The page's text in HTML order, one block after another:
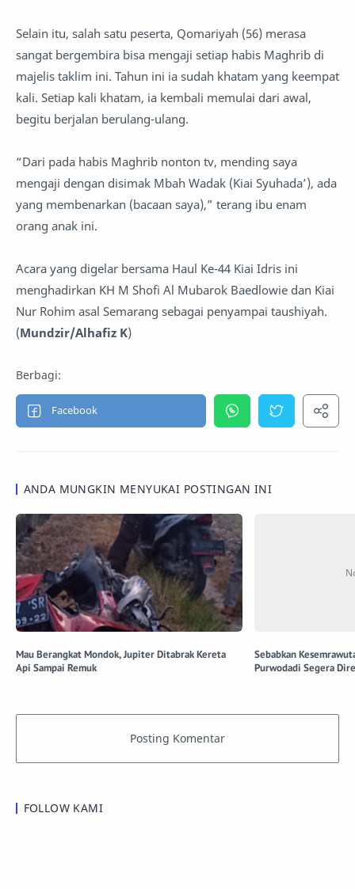
Selain itu, salah satu peserta, Qomariyah (56) merasa
sangat bergembira bisa mengaji setiap habis Maghrib di
majelis taklim ini. Tahun ini ia sudah khatam yang keempat
kali. Setiap kali khatam, ia kembali memulai dari awal,
begitu berjalan berulang-ulang.
“Dari pada habis Maghrib nonton tv, mending saya
mengaji dengan disimak Mbah Wadak (Kiai Syuhada’), ada
yang membenarkan (bacaan saya),” terang ibu enam
orang anak ini.
Acara yang digelar bersama Haul Ke-44 Kiai Idris ini
menghadirkan KH M Shofi Al Mubarok Baedlowie dan Kiai
Nur Rohim asal Semarang sebagai penyampai taushiyah.
(Mundzir/Alhafiz K)
ANDA MUNGKIN MENYUKAI POSTINGAN INI
Mau Berangkat Mondok, Jupiter Ditabrak Kereta
Api Sampai Remuk
Sebabkan
Purwodadi Segera
FOLLOW KAMI